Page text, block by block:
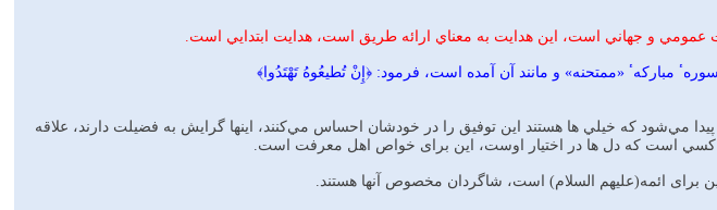
عمومي و جهاني است، اين هدايت به معناي ارائه طريق است، هدايت ابتدايي است.
مباركهٴ «ممتحنه» و مانند آن آمده است، فرمود: ﴿إِنْ تُطيعُوهُ تَهْتَدُوا﴾
مي‌شود كه خيلي ها هستند اين توفيق را در خودشان احساس مي‌كنند، اينها گرايش به فضيلت دارند، علاقه
كسي است كه دل ها در اختيار اوست، اين برای خواص اهل معرفت است.
برای ائمه(عليهم السلام) است، شاگردان مخصوص آنها هستند.